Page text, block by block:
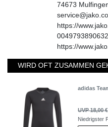
74673
https://
https://
WIRD OFT ZUSAMMEN
adidas
UVP 18,00 €
Niedrigster